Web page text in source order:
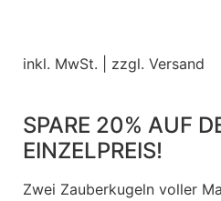
inkl. MwSt. | zzgl. Versand
SPARE 20% AUF
EINZELPREIS!
Zwei Zauberkugeln voller